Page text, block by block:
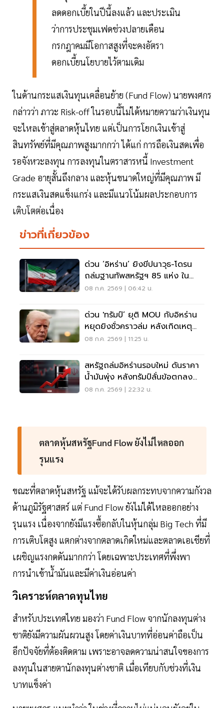
ลดดอกเบี้ยในปีนี้ลงแล้ว และประเมิน
ว่าการประชุมเฟดช่วงปลายเดือน
กรกฎาคมมีโอกาสสูงที่จะคงอัตรา
ดอกเบี้ยนโยบายไว้ตามเดิม
ในด้านกระแสเงินทุนเคลื่อนย้าย (Fund Flow) นายพงศกร
กล่าวว่า ภาวะ Risk-off ในรอบนี้ไม่ได้หมายความว่าเงินทุน
จะไหลเข้าสู่ตลาดหุ้นไทย แต่เป็นการโยกเงินเข้าสู่
สินทรัพย์ที่มีคุณภาพสูงมากกว่า ได้แก่ การถือเงินสดเพื่อ
รอจังหวะลงทุน การลงทุนในตราสารหนี้ Investment
Grade อายุสั้นถึงกลาง และหุ้นขนาดใหญ่ที่มีคุณภาพ มี
กระแสเงินสดแข็งแกร่ง และมีแนวโน้มผลประกอบการ
เติบโตต่อเนื่อง
ข่าวที่เกี่ยวข้อง
ด่วน ‘อิหร่าน’ ยิงขีปนาวุธ-โดรน
ถล่มฐานทัพสหรัฐฯ 85 แห่ง ใน
ตะวันออกกลาง
08 ก.ค. 2569 | 06:42 น.
ด่วน 'ทรัมป์’ ยุติ MOU กับอิหร่าน
หยุดยิงชั่วคราวล่ม หลังเกิดเหตุ
โจมตีฐานทัพสหรัฐ
08 ก.ค. 2569 | 11:25 น.
สหรัฐถล่มอิหร่านรอบใหม่ ดันราคา
น้ำมันพุ่ง หลังทรัมป์ลั่นข้อตกลง
จบเเล้ว
08 ก.ค. 2569 | 22:32 น.
ตลาดหุ้นสหรัฐFund Flow ยังไม่ไหลออก
รุนแรง
ขณะที่ตลาดหุ้นสหรัฐ แม้จะได้รับผลกระทบจากความกังวล
ด้านภูมิรัฐศาสตร์ แต่ Fund Flow ยังไม่ได้ไหลออกอย่าง
รุนแรง เนื่องจากยังมีแรงซื้อกลับในหุ้นกลุ่ม Big Tech ที่มี
การเติบโตสูง แตกต่างจากตลาดเกิดใหม่และตลาดเอเชียที่
เผชิญแรงกดดันมากกว่า โดยเฉพาะประเทศที่พึ่งพา
การนำเข้าน้ำมันและมีค่าเงินอ่อนค่า
วิเคราะห์ตลาดทุนไทย
สำหรับประเทศไทย มองว่า Fund Flow จากนักลงทุนต่าง
ชาติยังมีความผันผวนสูง โดยค่าเงินบาทที่อ่อนค่าถือเป็น
อีกปัจจัยที่ต้องติดตาม เพราะอาจลดความน่าสนใจของการ
ลงทุนในสายตานักลงทุนต่างชาติ เมื่อเทียบกับช่วงที่เงิน
บาทแข็งค่า